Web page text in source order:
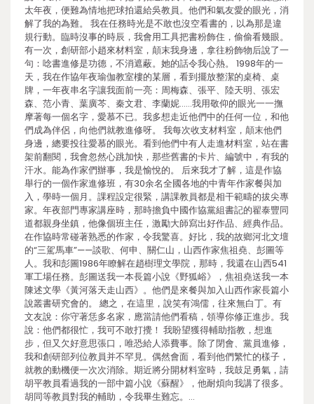
太年夜，便難為情地把球拍還給吳教員。他們和氣友愛的眼光，消
解了我的為難。 我在任務時光是不敢也沒空看書的，以為那是違
規行動。臨時沒事的時辰，我會用工具把書粉飾住，偷偷看幾眼。
有一次，創研部小趙來材料室，顛末我身邊，拿往粉飾物后說了一
句：唸書進修是功德，不消遮蔽。她的話令我心熱。 1998年的一
天，我在作協年夜瑜伽教室樓的某層，看到擺放整潔的桌椅、桌
牌，一年夜串名字讓我面前一亮：周梅森、張平、陸天明、張宏
森、范小青、葉廣芩、秦文君、李蘭妮……我用敬仰的眼光一一撫
摩著每一個名字，愛慕不已。我多想走近他們中的任何一位，和他
們成為伴侶，向他們就教進修呀。 我每次收支材料室，顛末他們
身邊，總要投往愛慕的眼光。看到他們中有人走進材料室，站在書
架前翻閱，我會忽然心跳加快，那些舊書的卡片、編號中，有我的
汗水。能為作家們辦事，我是愉悅的。 后來我才了解，這是作協
舉行的一個作家進修班，有30余名全國各地的中青年作家餐與加
入，學時一個月。課程設定很緊，講課教員都是相干範疇的拔尖專
家。年夜部門專家講座時，那時擔負中國作協黨組書記的翟泰豐同
道都親身坐鎮，他像個班主任，激勵大師寫出好作品、經典作品。
在作協時常碰著熟悉的作家，令我驚喜。好比，我的故鄉河北文壇
的“三駕馬車”——談歌、何申、關仁山，山西作家焦祖堯、彭圖等
人。我和彭圖1986年瞭解在趙樹理文學院，那時，我還在山西541
軍工場任務。彭圖送我一本長篇小說《野狐峪》，焦祖堯送我一本
陳述文學《黃河落天走山西》。他們是來餐與加入山西作家長篇小
說叢書研究會的。 總之，在這里，說笑有鴻儒，往來無白丁。有
文友說：你守著恁多名家，應當請他們看稿，領導你修正進步。我
說：他們都很忙，我可不敢打攪！ 我盼望獲得輔助指教，想進
步，但又欠好意思張口，唯恐給人添費事。除了閉會、黨員進修，
我和創研部列位教員并不罕見。偶然會面，看到他們繁忙的樣子，
就教的動機便一次次消除。期近將分開材料室時，我鼓足勇氣，請
胡平教員看過我的一部中篇小說《蘇醒》，他耐煩向我講了很多。
胡同等教員對我的輔助，令我畢生難忘。…